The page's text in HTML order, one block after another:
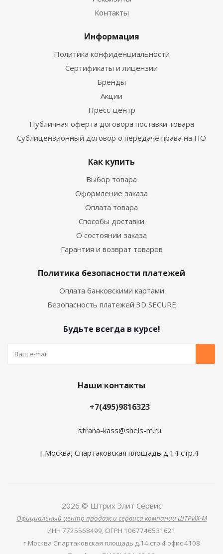
Контакты
Информация
Политика конфиденциальности
Сертификаты и лицензии
Бренды
Акции
Пресс-центр
Публичная оферта договора поставки товара
Сублицензионный договор о передаче права на ПО
Как купить
Выбор товара
Оформление заказа
Оплата товара
Способы доставки
О состоянии заказа
Гарантия и возврат товаров
Политика безопасности платежей
Оплата банковскими картами
Безопасность платежей 3D SECURE
Будьте всегда в курсе!
Наши контакты
+7(495)9816323
strana-kass@shels-m.ru
г.Москва, Спартаковская площадь д.14 стр.4
2026 © Штрих Элит Сервис
Официальный центр продаж и сервиса компании ШТРИХ-М
ИНН 7725568499, ОГРН 1067746531621
г.Москва Спартаковская площадь д.14 стр.4 офис 4108